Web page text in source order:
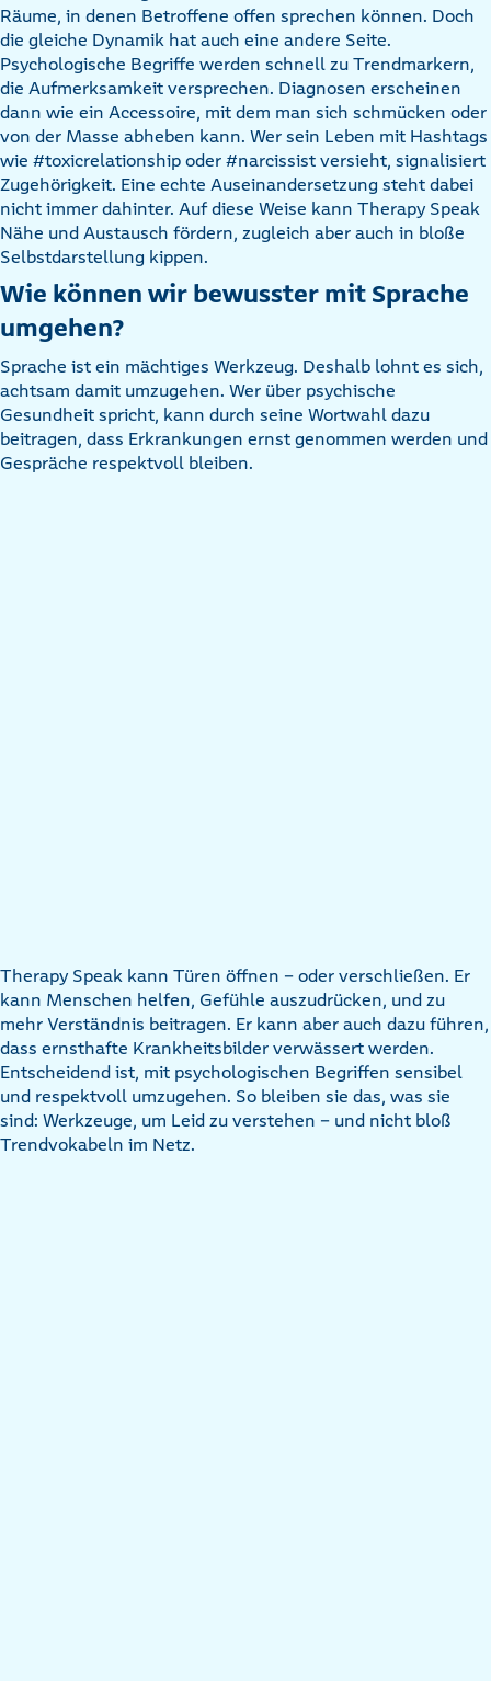
Räume, in denen Betroffene offen sprechen können. Doch
die gleiche Dynamik hat auch eine andere Seite.
Psychologische Begriffe werden schnell zu Trendmarkern,
die Aufmerksamkeit versprechen. Diagnosen erscheinen
dann wie ein Accessoire, mit dem man sich schmücken oder
von der Masse abheben kann. Wer sein Leben mit Hashtags
wie #toxicrelationship oder #narcissist versieht, signalisiert
Zugehörigkeit. Eine echte Auseinandersetzung steht dabei
nicht immer dahinter. Auf diese Weise kann Therapy Speak
Nähe und Austausch fördern, zugleich aber auch in bloße
Selbstdarstellung kippen.
Wie können wir bewusster mit Sprache
umgehen?
Sprache ist ein mächtiges Werkzeug. Deshalb lohnt es sich,
achtsam damit umzugehen. Wer über psychische
Gesundheit spricht, kann durch seine Wortwahl dazu
beitragen, dass Erkrankungen ernst genommen werden und
Gespräche respektvoll bleiben.
Therapy Speak kann Türen öffnen – oder verschließen. Er
kann Menschen helfen, Gefühle auszudrücken, und zu
mehr Verständnis beitragen. Er kann aber auch dazu führen,
dass ernsthafte Krankheitsbilder verwässert werden.
Entscheidend ist, mit psychologischen Begriffen sensibel
und respektvoll umzugehen. So bleiben sie das, was sie
sind: Werkzeuge, um Leid zu verstehen – und nicht bloß
Trendvokabeln im Netz.